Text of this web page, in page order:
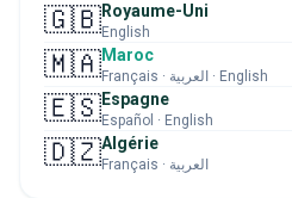
🇬🇧Royaume-Uni
English
🇲🇦Maroc
Français · العربية · English
🇪🇸Espagne
Español · English
🇩🇿Algérie
Français · العربية